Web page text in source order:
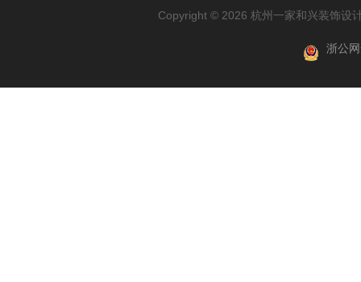
Copyright © 2026 杭州一家和兴装饰设
浙公